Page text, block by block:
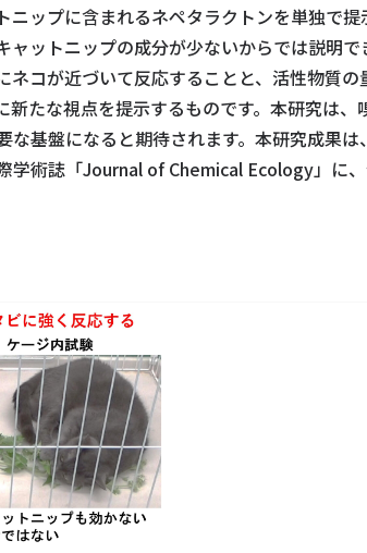
ップに含まれるネペタラクトンを単独で提
ットニップの成分が少ないからでは説明で
コが近づいて反応することと、活性物質の
たな視点を提示するものです。本研究は、
基盤になると期待されます。本研究成果は
学術誌「Journal of Chemical Ecology」に